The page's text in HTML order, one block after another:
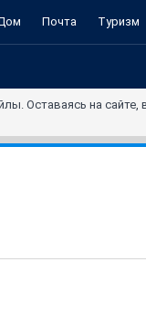
Почта Туризм
Оставаясь на